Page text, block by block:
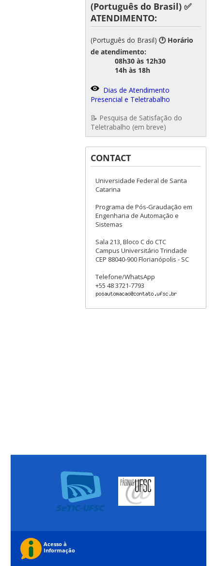
(Português do Brasil) ✅
ATENDIMENTO:
(Português do Brasil) 🕐 Horário
de atendimento:
08h30 às 12h30
14h às 18h
Dias de Atendimento
Presencial e Teletrabalho
📝 Pesquisa de Satisfação do
Teletrabalho (em breve)
CONTACT
Universidade Federal de Santa
Catarina
Programa de Pós-Graudação em
Engenharia de Automação e
Sistemas
Sala 213, Bloco C do CTC
Campus Universitário Trindade
CEP 88040-900 Florianópolis - SC
Telefone/WhatsApp
+55 48 3721-7793